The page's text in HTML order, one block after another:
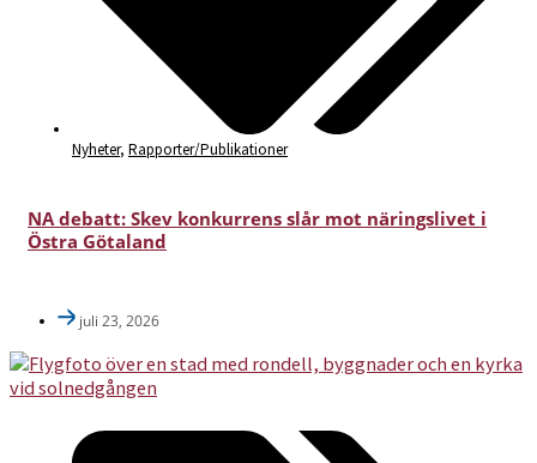
Nyheter, Rapporter/Publikationer
NA debatt: Skev konkurrens slår mot näringslivet i
Östra Götaland
juli 23, 2026